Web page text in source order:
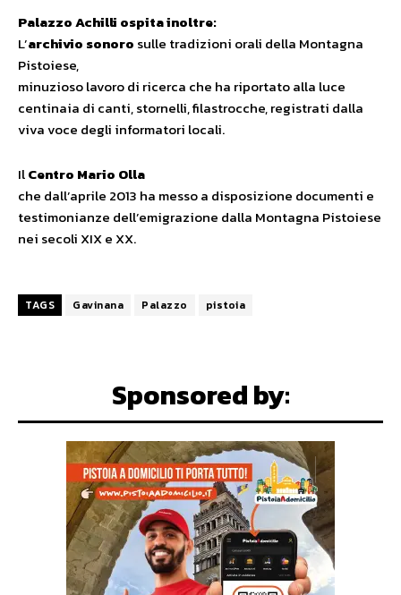
Palazzo Achilli ospita inoltre:
L’archivio sonoro sulle tradizioni orali della Montagna
Pistoiese,
minuzioso lavoro di ricerca che ha riportato alla luce
centinaia di canti, stornelli, filastrocche, registrati dalla
viva voce degli informatori locali.
IlCentro Mario Olla
che dall’aprile 2013 ha messo a disposizione documenti e
testimonianze dell’emigrazione dalla Montagna Pistoiese
nei secoli XIX e XX.
TAGS Gavinana Palazzo pistoia
Sponsored by: